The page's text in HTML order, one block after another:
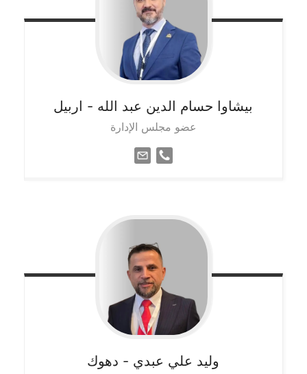
بيشاوا حسام الدين عبد الله - اربيل
عضو مجلس الإدارة
وليد علي عبدي - دهوك